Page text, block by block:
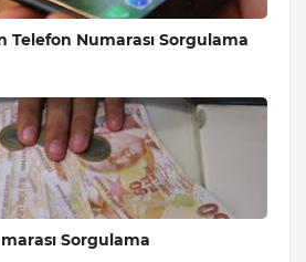
Telefon Numarası Sorgulama
Sorgulama